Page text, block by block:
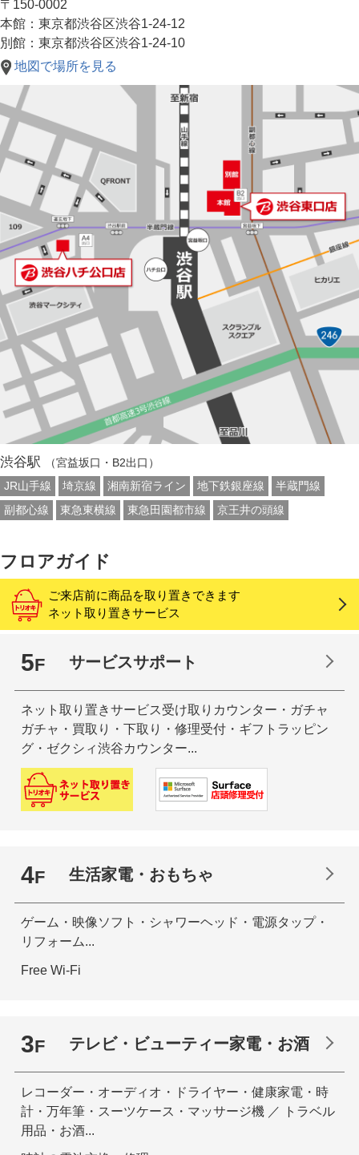
〒150-0002
本館：東京都渋谷区渋谷1-24-12
別館：東京都渋谷区渋谷1-24-10
地図で場所を見る
渋谷駅
（宮益坂口・B2出口）
JR山手線
埼京線 湘南新宿ライン 地下鉄銀座線
半蔵門線
副都心線
東急東横線 東急田園都市線 京王井の頭線
フロアガイド
ご来店前に商品を取り置きできます
ネット取り置きサービス
5F サービスサポート
ネット取り置きサービス受け取りカウンター・ ガチャ
ガチャ・買取り・下取り・修理受付・ギフトラッピン
グ・ゼクシィ渋谷カウンター...
4F 生活家電・おもちゃ
ゲーム・映像ソフト・シャワーヘッド・電源タップ・
リフォーム...
Free Wi-Fi
3F テレビ・ビューティー家電・お酒
レコーダー・オーディオ・ドライヤー・健康家電・時
計・万年筆・スーツケース・マッサージ機 ／ トラベル
用品・お酒...